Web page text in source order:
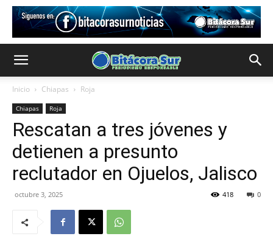
Inicio Chiapas Roja
Chiapas Roja
Rescatan a tres jóvenes y
detienen a presunto
reclutador en Ojuelos, Jalisco
octubre 3, 2025 0
418